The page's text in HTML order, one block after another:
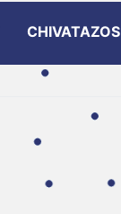
CHIVATAZOS